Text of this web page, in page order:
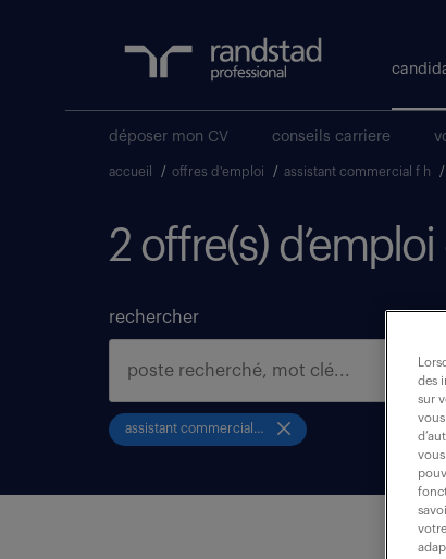
déposer mon CV conseils carriere
accueil / offres d'emploi / assistant commercial f h /
2 offre(s)
rechercher
assistant commercial f h
des
sur